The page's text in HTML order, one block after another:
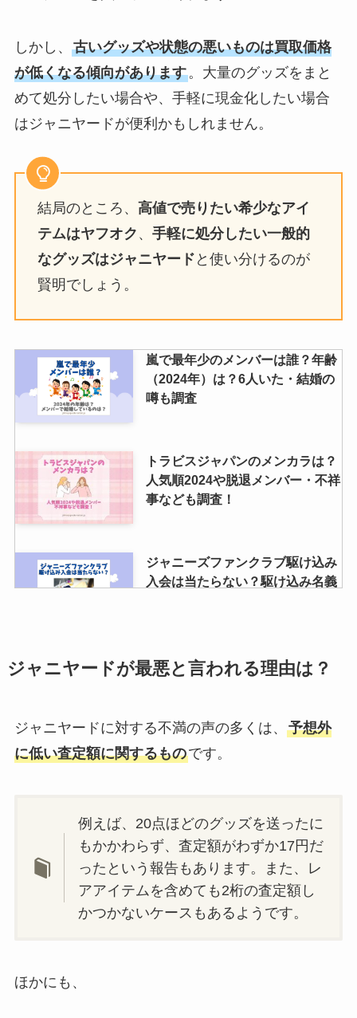
しかし、 古いグッズや状態の悪いものは買取価格
が低くなる傾向があります。大量のグッズをまと
めて処分したい場合や、手軽に現金化したい場合
はジャニヤードが便利かもしれません。
結局のところ、 高値で売りたい希少なアイ
テムはヤフオク 、 手軽に処分したい一般的
なグッズはジャニヤード と使い分けるのが
賢明でしょう。
嵐で最年少のメンバーは誰？年齢
（2024年）は？6人いた・結婚の
噂も調査
トラビスジャパンのメンカラは？
人気順2024や脱退メンバー・不祥
事なども調査！
ジャニーズファンクラブ駆け込み
入会は当たらない？駆け込み名義
トラビスジャパンは人気ない？海
外の反応や人気順や華がない・や
ジャニーズ館売れないものとは？
松田元太の血液型や年齢、彼女
は？天てれに出演していた？目黒
蓮との関係も調査！
ジャニヤードが最悪と言われる理由は？
ジャニヤードに対する不満の声の多くは、 予想外
に低い査定額に関するものです。
例えば、20点ほどのグッズを送ったに
もかかわらず、査定額がわずか17円だ
ったという報告もあります。また、レ
アアイテムを含めても2桁の査定額し
かつかないケースもあるようです。
ほかにも、